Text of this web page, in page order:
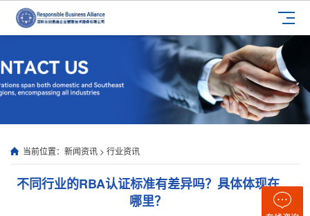
当前位置： 新闻资讯 > 行业资讯
不同行业的RBA认证标准有差异吗？具体体现在
哪里？